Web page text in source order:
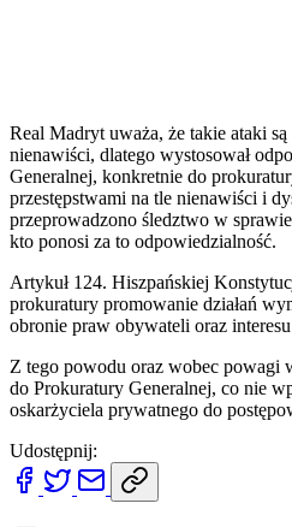
Real Madryt uważa, że takie ataki
nienawiści, dlatego wystosował
Generalnej, konkretnie do
przestępstwami na tle nienawiści i
przeprowadzono śledztwo w
kto ponosi za to odpowiedzialność.
Artykuł 124. Hiszpańskiej
prokuratury promowanie działań
obronie praw obywateli oraz
Z tego powodu oraz wobec powagi
do Prokuratury Generalnej, co nie
oskarżyciela prywatnego do
Udostępnij: